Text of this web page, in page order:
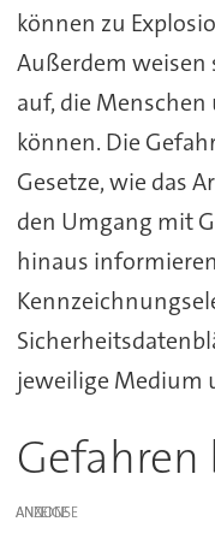
können zu
Außerdem weisen
auf, die
können. Die
Gesetze, wie das
den Umgang mit
hinaus
jeweilige Medium
ANZEIGE